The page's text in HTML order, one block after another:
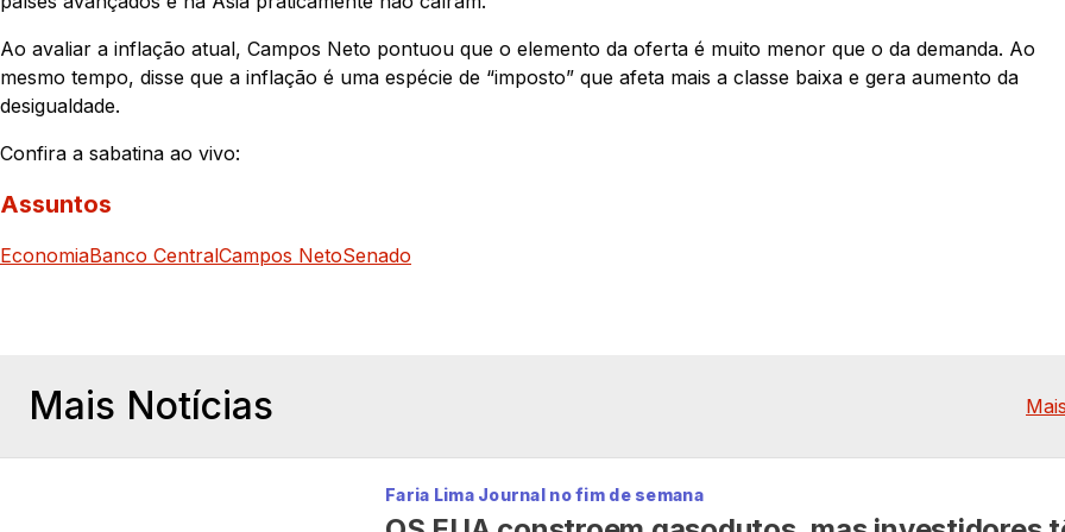
Ao avaliar a inflação atual, Campos Neto pontuou que o elemento da oferta é muito menor que o da demanda. Ao
mesmo tempo, disse que a inflação é uma espécie de “imposto” que afeta mais a classe baixa e gera aumento da
desigualdade.
Confira a sabatina ao vivo:
Assuntos
EconomiaBanco CentralCampos NetoSenado
Mais Notícias
Faria Lima Journal no fim de semana